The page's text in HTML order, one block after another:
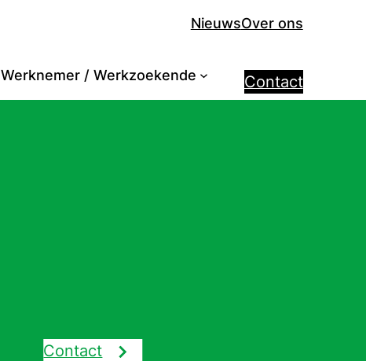
Werknemer / Werkzoekende
NieuwsOver ons
Contact
Contact